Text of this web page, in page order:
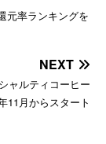
元率ランキングを
NEXT
ャルティコーヒー
11月からスタート